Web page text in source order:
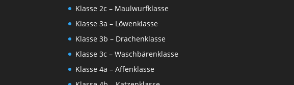
Klasse 2c – Maulwurfklasse
Klasse 3a – Löwenklasse
Klasse 3b – Drachenklasse
Klasse 3c – Waschbärenklasse
Klasse 4a – Affenklasse